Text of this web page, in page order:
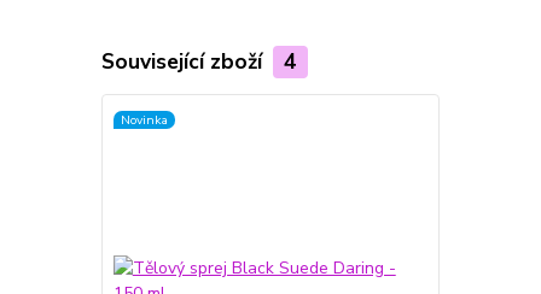
Související zboží 4
Novinka